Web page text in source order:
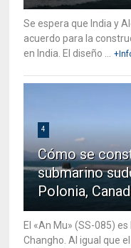
Se espera que India y
acuerdo para la
en India. El diseño ...
4
Cómo se
submarino
Polonia,
El «An Mu» (SS-085)
Changho. Al igual que